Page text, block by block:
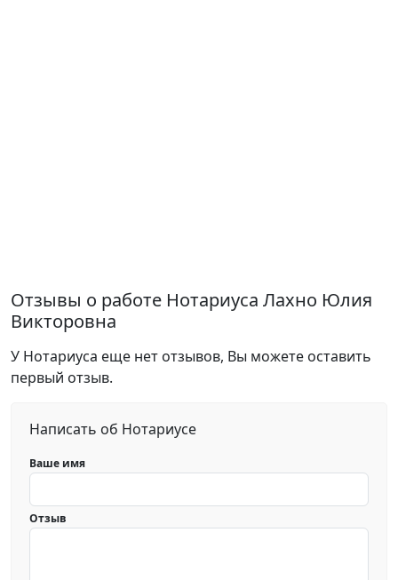
Отзывы о работе Нотариуса Лахно Юлия
Викторовна
У Нотариуса еще нет отзывов, Вы можете оставить
первый отзыв.
Написать об Нотариусе
Ваше имя
Отзыв